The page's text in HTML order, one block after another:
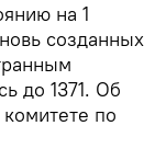
на 1
созданных
до 1371. Об
комитете по